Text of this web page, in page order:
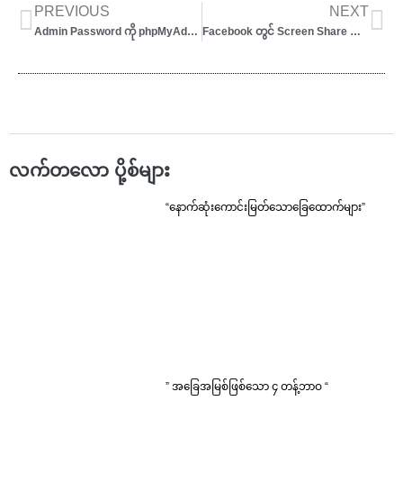
Prev
PREVIOUS
Admin Password ကို phpMyAdmin ဖြင့် Reset ချနည်း
NEXT
Facebook တွင် Screen Share ၍ Live လွှင့်နည်း
လက်တလော ပို့စ်များ
“နောက်ဆုံးကောင်းမြတ်သောခြေထောက်များ”
” အခြေအမြစ်ဖြစ်သော ၄ တန့်ဘာဝ “